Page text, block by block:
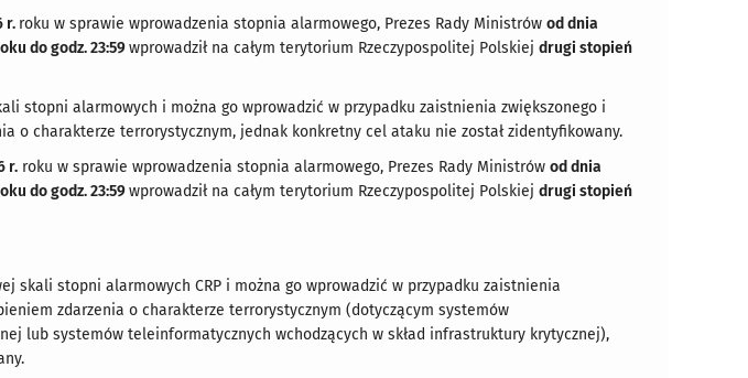
r. roku w sprawie wprowadzenia stopnia alarmowego, Prezes Rady Ministrówod dnia
do godz. 23:59wprowadził na całym terytorium Rzeczypospolitej Polskiejdrugi stopień
stopni alarmowych i można go wprowadzić w przypadku zaistnienia zwiększonego i
o charakterze terrorystycznym, jednak konkretny cel ataku nie został zidentyfikowany.
r. roku w sprawie wprowadzenia stopnia alarmowego, Prezes Rady Ministrówod dnia
do godz. 23:59wprowadził na całym terytorium Rzeczypospolitej Polskiejdrugi stopień
skali stopni alarmowych CRP i można go wprowadzić w przypadku zaistnienia
zdarzenia o charakterze terrorystycznym (dotyczącym systemów
lub systemów teleinformatycznych wchodzących w skład infrastruktury krytycznej),